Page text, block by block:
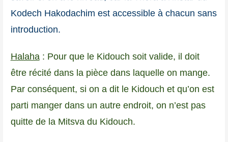
Kodech Hakodachim est accessible à chacun sans
introduction.
Halaha: Pour que le Kidouch soit valide, il doit
être récité dans la pièce dans laquelle on mange.
Par conséquent, si on a dit le Kidouch et qu’on est
parti manger dans un autre endroit, on n’est pas
quitte de la Mitsva du Kidouch.